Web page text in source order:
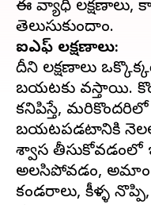
ఈ వ్యాధి లక్షణాలు,
ఐపీఎఫ్ లక్షణాలు:
దీని లక్షణాలు
బయటకు వస్తాయి.
కనిపిస్తే, మరికొందరిలో
బయటపడటానికి
శ్వాస తీసుకోవడంలో
అలసిపోవడం,
కండరాలు, కీళ్ళ